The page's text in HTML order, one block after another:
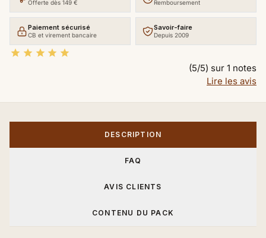
Offerte dès 149 € Remboursement
Paiement sécurisé
CB et virement bancaire
Savoir-faire
Depuis 2009
    
(5/5) sur 1 notes
Lire les avis
DESCRIPTION
FAQ
AVIS CLIENTS
CONTENU DU PACK